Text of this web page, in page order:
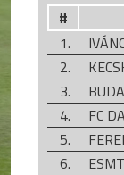
#
1.
2.
3.
4.
FC
5.
6.